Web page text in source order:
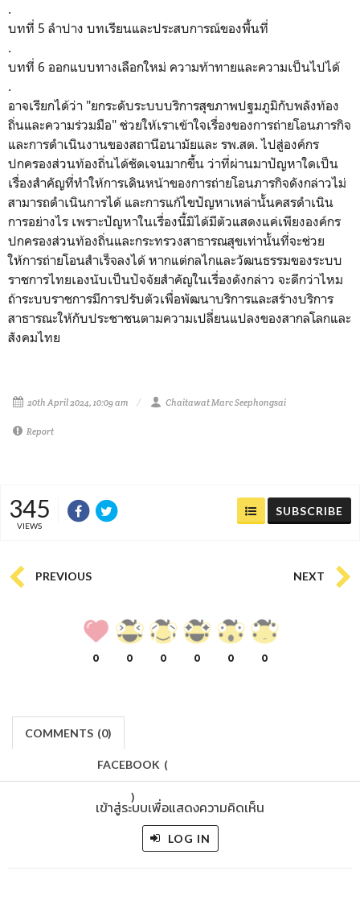
.
บทที่ 5 ลำปาง บทเรียนและประสบการณ์ของพื้นที่
.
บทที่ 6 ออกแบบทางเลือกใหม่ ความท้าทายและความเป็นไปได้
.
อาจเรียกได้ว่า "ยกระดับระบบบริการสุขภาพปฐมภูมิกับพลังท้อง
ถิ่นและความร่วมมือ" ช่วยให้เราเข้าใจเรื่องของการถ่ายโอนภารกิจ
และการดำเนินงานของสถานีอนามัยและ รพ.สต. ไปสู่องค์กร
ปกครองส่วนท้องถิ่นได้ชัดเจนมากขึ้น ว่าที่ผ่านมาปัญหาใดเป็น
เรื่องสำคัญที่ทำให้การเดินหน้าของการถ่ายโอนภารกิจดังกล่าวไม่
สามารถดำเนินการได้ และการแก้ไขปัญหาเหล่านั้นคสรดำเนิน
การอย่างไร เพราะปัญหาในเรื่องนี้มิได้มีตัวแสดงแค่เพียงองค์กร
ปกครองส่วนท้องถิ่นและกระทรวงสาธารณสุขเท่านั้นที่จะช่วย
ให้การถ่ายโอนสำเร็จลงได้ หากแต่กลไกและวัฒนธรรมของระบบ
ราชการไทยเองนับเป็นปัจจัยสำคัญในเรื่องดังกล่าว จะดีกว่าไหม
ถ้าระบบราชการมีการปรับตัวเพื่อพัฒนาบริการและสร้างบริการ
สาธารณะให้กับประชาชนตามความเปลี่ยนแปลงของสากลโลกและ
สังคมไทย
20th April 2024, 10:09 am Chaitawat Marc Seephongsai
Report
345
VIEWS
SUBSCRIBE
PREVIOUS NEXT
0 0 0 0 0 0
COMMENTS (0)
FACEBOOK (
)
เข้าสู่ระบบเพื่อแสดงความคิดเห็น
LOG IN